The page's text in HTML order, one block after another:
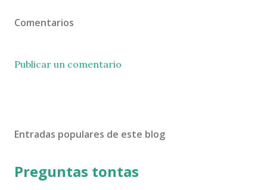
Comentarios
Publicar un comentario
Entradas populares de este blog
Preguntas tontas